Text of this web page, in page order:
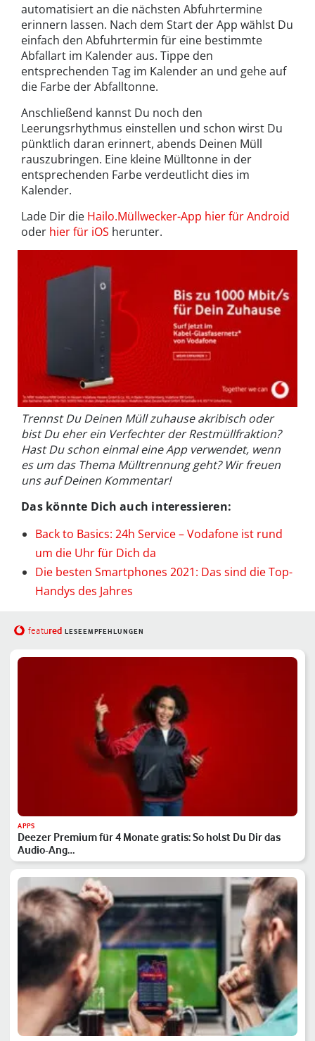
automatisiert an die nächsten Abfuhrtermine
erinnern lassen. Nach dem Start der App wählst Du
einfach den Abfuhrtermin für eine bestimmte
Abfallart im Kalender aus. Tippe den
entsprechenden Tag im Kalender an und gehe auf
die Farbe der Abfalltonne.
Anschließend kannst Du noch den
Leerungsrhythmus einstellen und schon wirst Du
pünktlich daran erinnert, abends Deinen Müll
rauszubringen. Eine kleine Mülltonne in der
entsprechenden Farbe verdeutlicht dies im
Kalender.
Lade Dir die Hailo.Müllwecker-App hier für Android
oder hier für iOS herunter.
Trennst Du Deinen Müll zuhause akribisch oder
bist Du eher ein Verfechter der Restmüllfraktion?
Hast Du schon einmal eine App verwendet, wenn
es um das Thema Mülltrennung geht? Wir freuen
uns auf Deinen Kommentar!
Das könnte Dich auch interessieren:
Back to Basics: 24h Service – Vodafone ist rund
um die Uhr für Dich da
Die besten Smartphones 2021: Das sind die Top-
Handys des Jahres
featured LESEEMPFEHLUNGEN
APPS
Deezer Premium für 4 Monate gratis: So holst Du Dir das
Audio-Ang…